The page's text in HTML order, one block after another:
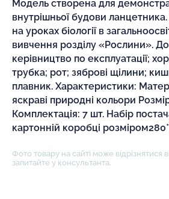
Модель створена для
внутрішньої будови
на уроках біології в
вивчення розділу «Рослини».
керівництво по експлуатації;
трубка; рот; зяброві щілини;
плавник. Характеристики:
яскраві природні кольори
Комплектація: 7 шт. Набір
картонній коробці
Фото товару на сайті може відрізнятися
запитайте у консультанта.